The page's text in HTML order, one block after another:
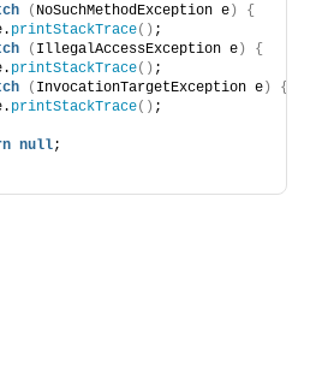
( NoSuchMethodException e )
{
printStackTrace() ;
( IllegalAccessException e )
{
printStackTrace() ;
( InvocationTargetException e )
{
printStackTrace() ;
null;